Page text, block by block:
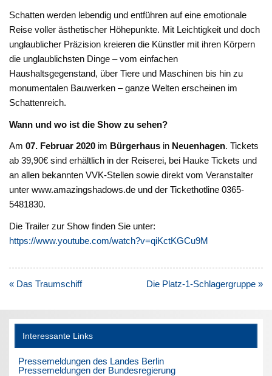
Schatten werden lebendig und entführen auf eine emotionale
Reise voller ästhetischer Höhepunkte. Mit Leichtigkeit und doch
unglaublicher Präzision kreieren die Künstler mit ihren Körpern
die unglaublichsten Dinge – vom einfachen
Haushaltsgegenstand, über Tiere und Maschinen bis hin zu
monumentalen Bauwerken – ganze Welten erscheinen im
Schattenreich.
Wann und wo ist die Show zu sehen?
Am07. Februar 2020 im Bürgerhaus in Neuenhagen. Tickets
ab 39,90€ sind erhältlich in der Reiserei, bei Hauke Tickets und
an allen bekannten VVK-Stellen sowie direkt vom Veranstalter
unter www.amazingshadows.de und der Tickethotline 0365-
5481830.
Die Trailer zur Show finden Sie unter:
https://www.youtube.com/watch?v=qiKctKGCu9M
Beitragsnavigation
« Das Traumschiff Die Platz-1-Schlagergruppe »
Interessante Links
Pressemeldungen des Landes Berlin
Pressemeldungen der Bundesregierung